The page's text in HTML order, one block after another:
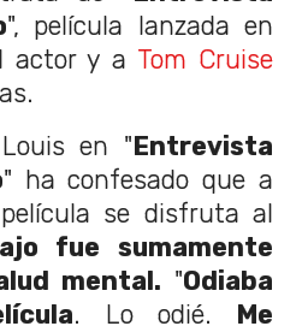
", película lanzada en
actor y a Tom Cruise
en "Entrevista
" ha confesado que a
se disfruta al
fue sumamente
mental. "Odiaba
. Lo odié. Me